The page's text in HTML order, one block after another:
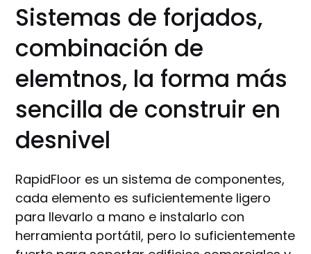
Sistemas de forjados,
combinación de
elemtnos, la forma más
sencilla de construir en
desnivel
RapidFloor es un sistema de componentes,
cada elemento es suficientemente ligero
para llevarlo a mano e instalarlo con
herramienta portátil, pero lo suficientemente